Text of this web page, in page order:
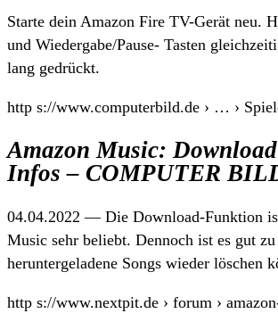
Starte dein Amazon Fire TV-Gerät neu.
und Wiedergabe/Pause- Tasten
lang gedrückt.
http s://www.computerbild.de › … ›
Amazon Music:
Infos – COMPUTER
04.04.2022 — Die Download-Funktion
Music sehr beliebt. Dennoch ist es gut
heruntergeladene Songs wieder löschen
http s://www.nextpit.de › forum ›